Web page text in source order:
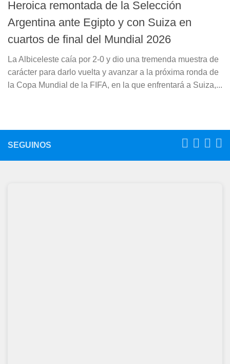
Heroica remontada de la Selección
Argentina ante Egipto y con Suiza en
cuartos de final del Mundial 2026
La Albiceleste caía por 2-0 y dio una tremenda muestra de
carácter para darlo vuelta y avanzar a la próxima ronda de
la Copa Mundial de la FIFA, en la que enfrentará a Suiza,...
SEGUINOS